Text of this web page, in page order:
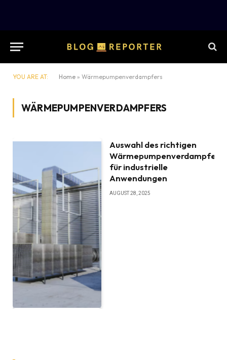
YOU ARE AT: Home » Wärmepumpenverdampfers
WÄRMEPUMPENVERDAMPFERS
Auswahl des richtigen
Wärmepumpenverdampfers
für industrielle
Anwendungen
AUGUST 28, 2025